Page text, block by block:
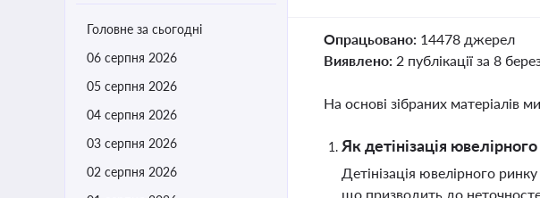
Головне за сьогодні
06 серпня 2026
05 серпня 2026
04 серпня 2026
03 серпня 2026
02 серпня 2026
Опрацьовано: 14478 джерел
Виявлено: 2 публікації за 8
На основі зібраних матеріалів
Як детінізація
Детінізація ювелірного
що призводить до